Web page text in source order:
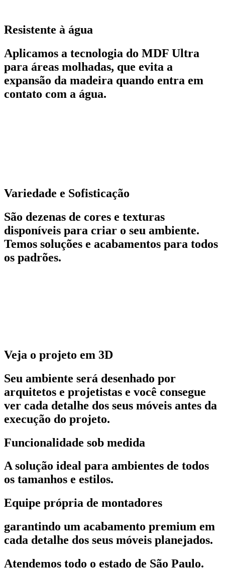
Resistente à água
Aplicamos a tecnologia do MDF Ultra
para áreas molhadas, que evita a
expansão da madeira quando entra em
contato com a água.
Variedade e Sofisticação
São dezenas de cores e texturas
disponíveis para criar o seu ambiente.
Temos soluções e acabamentos para todos
os padrões.
Veja o projeto em 3D
Seu ambiente será desenhado por
arquitetos e projetistas e você consegue
ver cada detalhe dos seus móveis antes da
execução do projeto.
Funcionalidade sob medida
A solução ideal para ambientes de todos
os tamanhos e estilos.
Equipe própria de montadores
garantindo um acabamento premium em
cada detalhe dos seus móveis planejados.​
Atendemos todo o estado de São Paulo.